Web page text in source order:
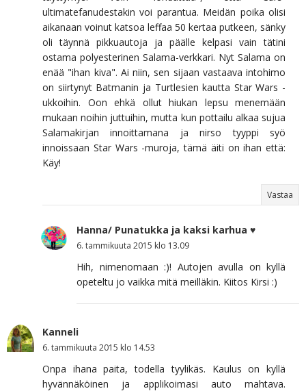
ultimatefanudestakin voi parantua. Meidän poika olisi
aikanaan voinut katsoa leffaa 50 kertaa putkeen, sänky
oli täynnä pikkuautoja ja päälle kelpasi vain tätini
ostama polyesterinen Salama-verkkari. Nyt Salama on
enää "ihan kiva". Ai niin, sen sijaan vastaava intohimo
on siirtynyt Batmanin ja Turtlesien kautta Star Wars -
ukkoihin. Oon ehkä ollut hiukan lepsu menemään
mukaan noihin juttuihin, mutta kun pottailu alkaa sujua
Salamakirjan innoittamana ja nirso tyyppi syö
innoissaan Star Wars -muroja, tämä äiti on ihan että:
Käy!
Vastaa
Hanna/ Punatukka ja kaksi karhua ♥
6. tammikuuta 2015 klo 13.09
Hih, nimenomaan :)! Autojen avulla on kyllä
opeteltu jo vaikka mitä meilläkin. Kiitos Kirsi :)
Kanneli
6. tammikuuta 2015 klo 14.53
Onpa ihana paita, todella tyylikäs. Kaulus on kyllä
hyvännäköinen ja applikoimasi auto mahtava.